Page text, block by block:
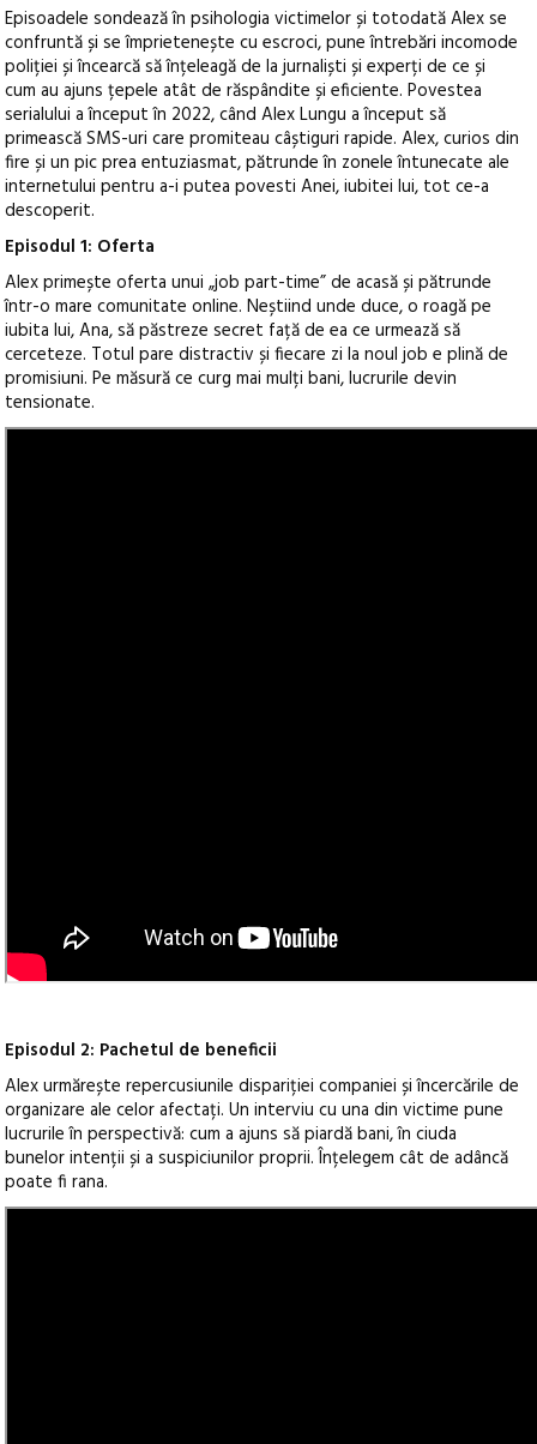
Episoadele sondează în psihologia victimelor și totodată Alex se
confruntă și se împrietenește cu escroci, pune întrebări incomode
poliției și încearcă să înțeleagă de la jurnaliști și experți de ce și
cum au ajuns țepele atât de răspândite și eficiente. Povestea
serialului a început în 2022, când Alex Lungu a început să
primească SMS-uri care promiteau câștiguri rapide. Alex, curios din
fire și un pic prea entuziasmat, pătrunde în zonele întunecate ale
internetului pentru a-i putea povesti Anei, iubitei lui, tot ce-a
descoperit.
Episodul 1: Oferta
Alex primește oferta unui „job part-time” de acasă și pătrunde
într-o mare comunitate online. Neștiind unde duce, o roagă pe
iubita lui, Ana, să păstreze secret față de ea ce urmează să
cerceteze. Totul pare distractiv și fiecare zi la noul job e plină de
promisiuni. Pe măsură ce curg mai mulți bani, lucrurile devin
tensionate.
Episodul 2: Pachetul de beneficii
Alex urmărește repercusiunile dispariției companiei și încercările de
organizare ale celor afectați. Un interviu cu una din victime pune
lucrurile în perspectivă: cum a ajuns să piardă bani, în ciuda
bunelor intenții și a suspiciunilor proprii. Înțelegem cât de adâncă
poate fi rana.